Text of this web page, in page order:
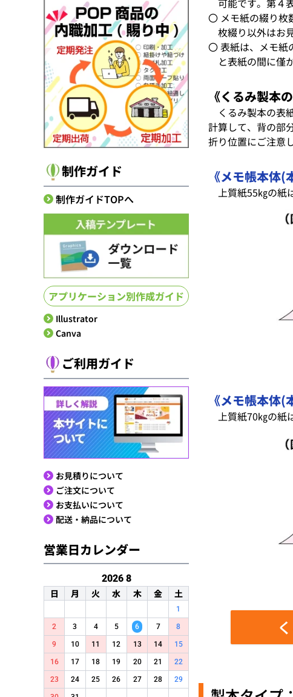
制作ガイド
制作ガイドTOPへ
アプリケーション別作成ガイド
Illustrator
Canva
ご利用ガイド
お見積りについて
ご注文について
お支払いについて
配送・納品について
営業日カレンダー
2026 8
日 月 火 水 木 金 土
1
2 3 4 5 6 7 8
9 10 11 12 13 14 15
16 17 18 19 20 21 22
23 24 25 26 27 28 29
可能です。第４
〇 メモ紙の綴り
枚綴り以外はお
〇 表紙は、メモ紙
と表紙の間に僅
《くるみ製本
くるみ製本の表
計算して、背の部
折り位置にご注意
《メモ帳本体
上質紙55㎏の紙
《メモ帳本体
上質紙70㎏の